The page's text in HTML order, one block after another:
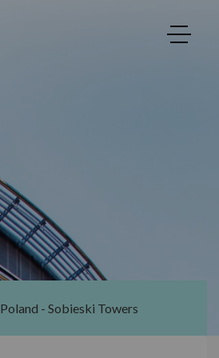
Poland - Sobieski Towers